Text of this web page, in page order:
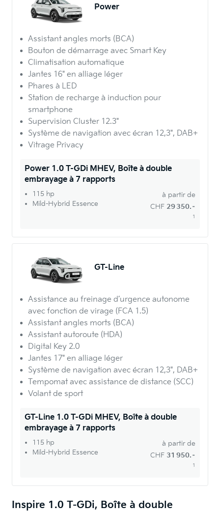
Power
Assistant angles morts (BCA)
Bouton de démarrage avec Smart Key
Climatisation automatique
Jantes 16" en alliage léger
Phares à LED
Station de recharge à induction pour
smartphone
Supervision Cluster 12.3"
Système de navigation avec écran 12,3", DAB+
Vitrage Privacy
Power 1.0 T-GDi MHEV, Boîte à double
embrayage à 7 rapports
115 hp
Mild-Hybrid Essence
à partir de
CHF 29 350.–
1
GT-Line
Assistance au freinage d’urgence autonome
avec fonction de virage (FCA 1.5)
Assistant angles morts (BCA)
Assistant autoroute (HDA)
Digital Key 2.0
Jantes 17" en alliage léger
Système de navigation avec écran 12,3", DAB+
Tempomat avec assistance de distance (SCC)
Volant de sport
GT-Line 1.0 T-GDi MHEV, Boîte à double
embrayage à 7 rapports
115 hp
Mild-Hybrid Essence
à partir de
CHF 31 950.–
1
Inspire 1.0 T-GDi, Boîte à double